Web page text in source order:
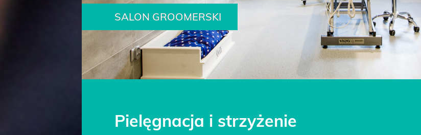
SALON GROOMERSKI
Pielęgnacja i strzyżenie